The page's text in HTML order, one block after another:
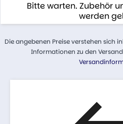
Bitte warten. Zubehör
werden
Die angebenen Preise verstehen sich
Informationen zu den